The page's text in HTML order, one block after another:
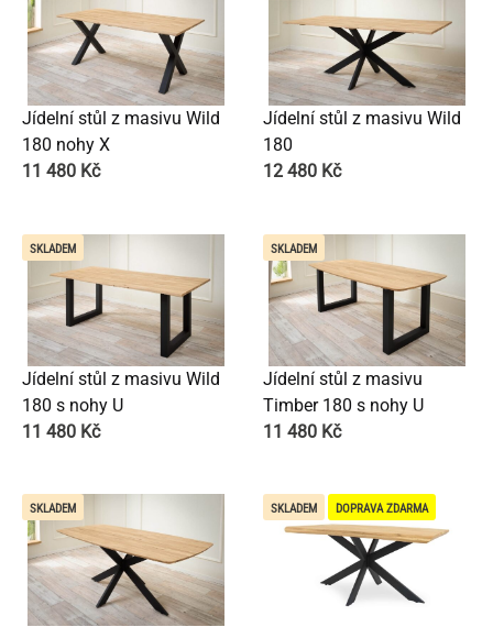
Jídelní stůl z masivu Wild
180 nohy X
11 480 Kč
Jídelní stůl z masivu Wild
180
12 480 Kč
SKLADEM
Jídelní stůl z masivu Wild
180 s nohy U
11 480 Kč
SKLADEM
Jídelní stůl z masivu
Timber 180 s nohy U
11 480 Kč
SKLADEM SKLADEM DOPRAVA ZDARMA